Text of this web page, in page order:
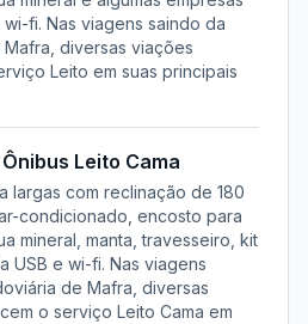
wi-fi. Nas viagens saindo da
, diversas viações
Leito em suas principais
Leito Cama
largas com reclinação de 180
condicionado, encosto para
mineral, manta, travesseiro, kit
USB e wi-fi. Nas viagens
de Mafra , diversas
o serviço Leito Cama em